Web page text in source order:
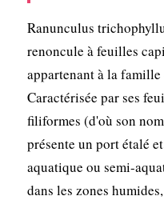
Ranunculus
renoncule à feuilles
appartenant à la famille
Caractérisée par ses
filiformes (d'où son
présente un port étalé
aquatique ou semi-
dans les zones